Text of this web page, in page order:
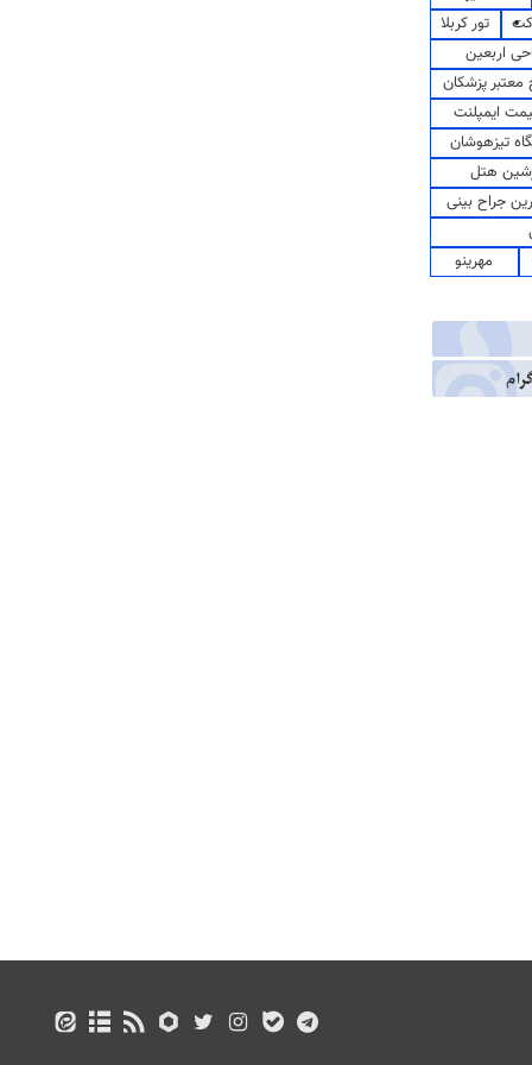
تور کربلا
اربعین
پزشکان
ایمپلنت
تیزهوشان
هتل
جراح بینی
مهرینو